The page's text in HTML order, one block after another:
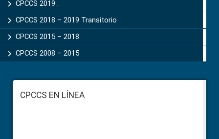
CPCCS 2019 .
CPCCS 2018 – 2019 Transitorio
CPCCS 2015 – 2018
CPCCS 2008 – 2015
FooterCPCCS EN LÍNEA